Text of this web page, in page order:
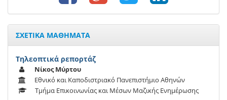
ΣΧΕΤΙΚΑ ΜΑΘΗΜΑΤΑ
Τηλεοπτικά ρεπορτάζ
Νίκος Μύρτου
Εθνικό και Καποδιστριακό Πανεπιστήμιο Αθηνών
Τμήμα Επικοινωνίας και Μέσων Μαζικής Ενημέρωσης